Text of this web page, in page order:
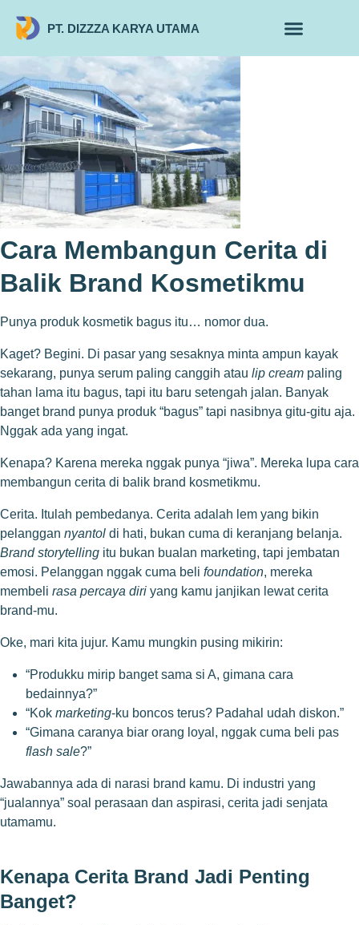
PT. DIZZZA KARYA UTAMA
Cara Membangun Cerita di
Balik Brand Kosmetikmu
Punya produk kosmetik bagus itu… nomor dua.
Kaget? Begini. Di pasar yang sesaknya minta ampun kayak
sekarang, punya serum paling canggih atau lip cream paling
tahan lama itu bagus, tapi itu baru setengah jalan. Banyak
banget brand punya produk “bagus” tapi nasibnya gitu-gitu aja.
Nggak ada yang ingat.
Kenapa? Karena mereka nggak punya “jiwa”. Mereka lupa cara
membangun cerita di balik brand kosmetikmu.
Cerita. Itulah pembedanya. Cerita adalah lem yang bikin
pelanggan nyantol di hati, bukan cuma di keranjang belanja.
Brand storytelling itu bukan bualan marketing, tapi jembatan
emosi. Pelanggan nggak cuma beli foundation, mereka
membeli rasa percaya diri yang kamu janjikan lewat cerita
brand-mu.
Oke, mari kita jujur. Kamu mungkin pusing mikirin:
“Produkku mirip banget sama si A, gimana cara
bedainnya?”
“Kok marketing-ku boncos terus? Padahal udah diskon.”
“Gimana caranya biar orang loyal, nggak cuma beli pas
flash sale?”
Jawabannya ada di narasi brand kamu. Di industri yang
“jualannya” soal perasaan dan aspirasi, cerita jadi senjata
utamamu.
Kenapa Cerita Brand Jadi Penting
Banget?